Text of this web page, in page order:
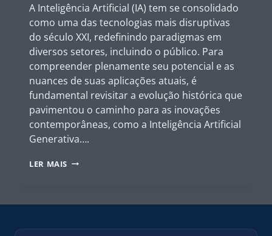
A Inteligência Artificial (IA) tem se consolidado
como uma das tecnologias mais disruptivas
do século XXI, redefinindo paradigmas em
diversos setores, incluindo o público. Para
compreender plenamente seu potencial e as
nuances de suas aplicações atuais, é
fundamental revisitar a evolução histórica que
pavimentou o caminho para as inovações
contemporâneas, como a Inteligência Artificial
Generativa….
LER MAIS A
ARTIFICIAL:
TEORIA